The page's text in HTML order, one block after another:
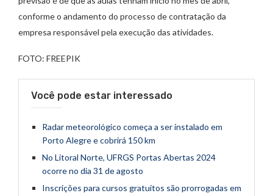
conforme o andamento do processo de contratação da
empresa responsável pela execução das atividades.
FOTO: FREEPIK
Você pode estar interessado
Radar meteorológico começa a ser instalado em
Porto Alegre e cobrirá 150 km
No Litoral Norte, UFRGS Portas Abertas 2024
ocorre no dia 31 de agosto
Inscrições para cursos gratuitos são prorrogadas em